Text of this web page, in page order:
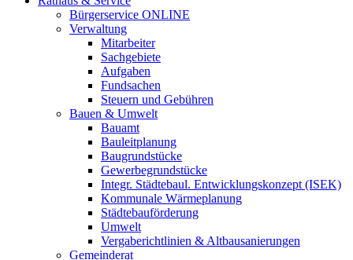
Bürgerservice ONLINE
Verwaltung
Mitarbeiter
Sachgebiete
Aufgaben
Fundsachen
Steuern und Gebühren
Bauen & Umwelt
Bauamt
Bauleitplanung
Baugrundstücke
Gewerbegrundstücke
Integr. Städtebaul. Entwicklungskonzept (ISEK)
Kommunale Wärmeplanung
Städtebauförderung
Umwelt
Vergaberichtlinien & Altbausanierungen
Gemeinderat